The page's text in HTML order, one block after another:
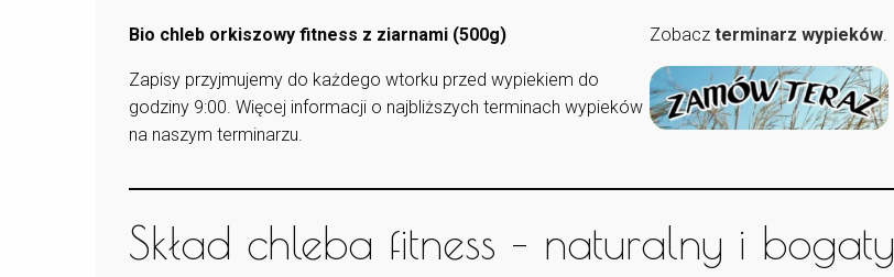
Bio chleb orkiszowy fitness z ziarnami (500g)
Zapisy przyjmujemy do każdego wtorku przed wypiekiem do
godziny 9:00. Więcej informacji o najbliższych terminach wypieków
na naszym terminarzu.
Zobaczterminarz wypieków
Skład chleba fitness – naturalny i bogaty